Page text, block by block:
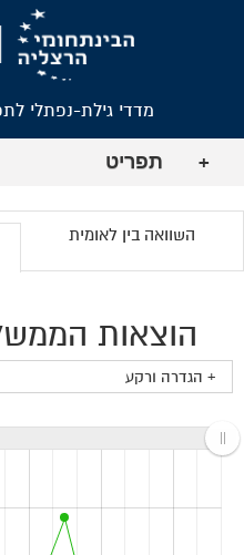
מדדי גילת-נפתלי
+ תפריט
השוואה בין לאומית
הוצאות הממשלה
+ הגדרה ורקע